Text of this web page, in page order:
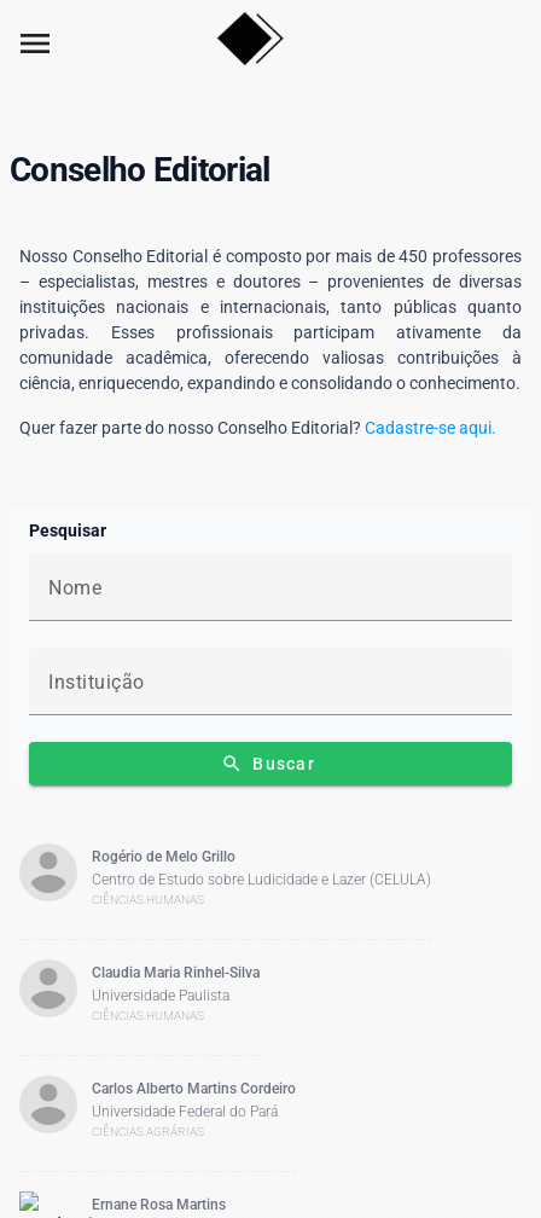
menu
Conselho Editorial
Nosso Conselho Editorial é composto por mais de 450 professores
– especialistas, mestres e doutores – provenientes de diversas
instituições nacionais e internacionais, tanto públicas quanto
privadas. Esses profissionais participam ativamente da
comunidade acadêmica, oferecendo valiosas contribuições à
ciência, enriquecendo, expandindo e consolidando o conhecimento.
Quer fazer parte do nosso Conselho Editorial? Cadastre-se aqui.
Pesquisar
Nome
Instituição
search Buscar
Rogério de Melo Grillo
Centro de Estudo sobre Ludicidade e Lazer (CELULA)
CIÊNCIAS HUMANAS
Claudia Maria Rinhel-Silva
Universidade Paulista
CIÊNCIAS HUMANAS
Carlos Alberto Martins Cordeiro
Universidade Federal do Pará
CIÊNCIAS AGRÁRIAS
Ernane Rosa Martins